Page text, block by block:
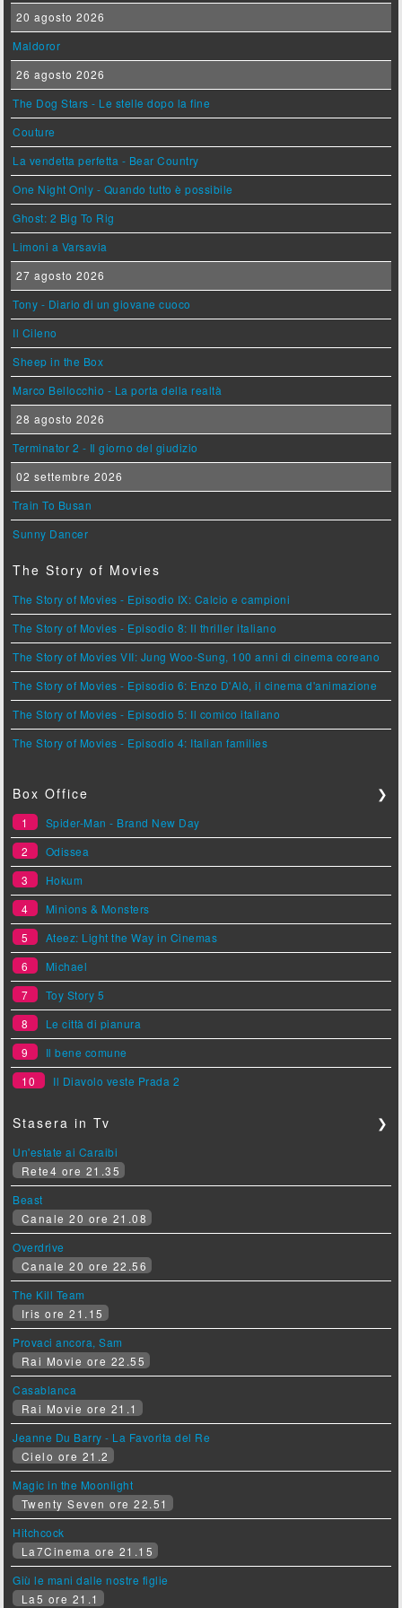
20 agosto 2026
Maldoror
26 agosto 2026
The Dog Stars - Le stelle dopo la fine
Couture
La vendetta perfetta - Bear Country
One Night Only - Quando tutto è possibile
Ghost: 2 Big To Rig
Limoni a Varsavia
27 agosto 2026
Tony - Diario di un giovane cuoco
Il Cileno
Sheep in the Box
Marco Bellocchio - La porta della realtà
28 agosto 2026
Terminator 2 - Il giorno del giudizio
02 settembre 2026
Train To Busan
Sunny Dancer
The Story of Movies
The Story of Movies - Episodio IX: Calcio e campioni
The Story of Movies - Episodio 8: Il thriller italiano
The Story of Movies VII: Jung Woo-Sung, 100 anni di cinema coreano
The Story of Movies - Episodio 6: Enzo D'Alò, il cinema d'animazione
The Story of Movies - Episodio 5: Il comico italiano
The Story of Movies - Episodio 4: Italian families
Box Office ❯
1
Spider-Man - Brand New Day
2
Odissea
3
Hokum
4
Minions & Monsters
5
Ateez: Light the Way in Cinemas
6
Michael
7
Toy Story 5
8
Le città di pianura
9
Il bene comune
10
Il Diavolo veste Prada 2
Stasera in Tv ❯
Un'estate ai Caraibi
Rete4 ore 21.35
Beast
Canale 20 ore 21.08
Overdrive
Canale 20 ore 22.56
The Kill Team
Iris ore 21.15
Provaci ancora, Sam
Rai Movie ore 22.55
Casablanca
Rai Movie ore 21.1
Jeanne Du Barry - La Favorita del Re
Cielo ore 21.2
Magic in the Moonlight
Twenty Seven ore 22.51
Hitchcock
La7Cinema ore 21.15
Giù le mani dalle nostre figlie
La5 ore 21.1